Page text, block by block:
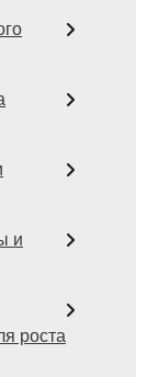
и
роста